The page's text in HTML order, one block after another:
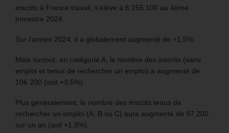
inscrits à France travail, s’élève à 6 255 100 au 4ème
trimestre 2024.
Sur l’année 2024, il a globalement augmenté de +1,5%.
Mais surtout, en catégorie A, le nombre des inscrits (sans
emploi et tenus de rechercher un emploi) a augmenté de
106 200 (soit +3,5%).
Plus généralement, le nombre des inscrits tenus de
rechercher un emploi (A, B ou C) aura augmenté de 97 200
sur un an (soit +1,8%).